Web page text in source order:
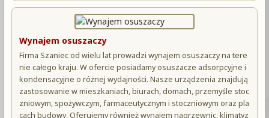
Wynajem osuszaczy
Firma Szaniec od wielu lat prowadzi wynajem osuszaczy na tere
nie całego kraju. W ofercie posiadamy osuszacze adsorpcyjne i
kondensacyjne o różnej wydajności. Nasze urządzenia znajdują
zastosowanie w mieszkaniach, biurach, domach, przemyśle stoc
zniowym, spożywczym, farmaceutycznym i stoczniowym oraz pla
cach budowy. Oferujemy również wynajem nagrzewnic, klimatyz